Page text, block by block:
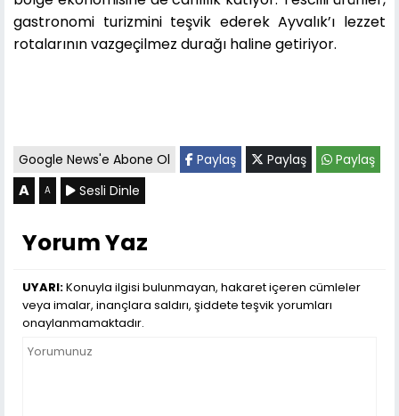
gastronomi turizmini teşvik ederek Ayvalık’ı lezzet
rotalarının vazgeçilmez durağı haline getiriyor.
Google News'e Abone Ol Paylaş Paylaş Paylaş
A A Sesli Dinle
Yorum Yaz
UYARI:Konuyla ilgisi bulunmayan, hakaret içeren cümleler
veya imalar, inançlara saldırı, şiddete teşvik yorumları
onaylanmamaktadır.